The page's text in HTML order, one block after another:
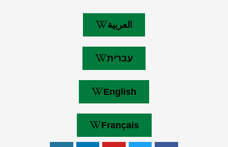
العربية
עברית
English
Français